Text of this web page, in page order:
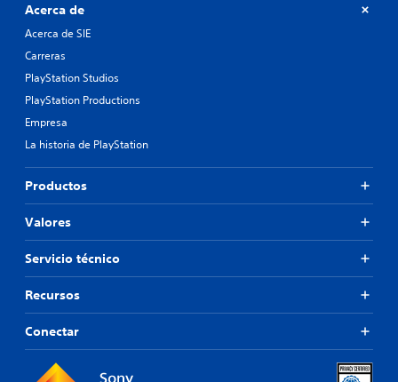
Acerca de
Acerca de SIE
Carreras
PlayStation Studios
PlayStation Productions
Empresa
La historia de PlayStation
Productos
Valores
Servicio técnico
Recursos
Conectar